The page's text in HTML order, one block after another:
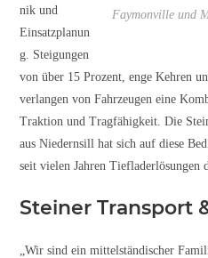
Faymonville und
nik und
Einsatzplanun
g. Steigungen
von über 15 Prozent, enge Kehren
verlangen von Fahrzeugen eine
Traktion und Tragfähigkeit. Die
aus Niedernsill hat sich auf diese
seit vielen Jahren Tiefladerlösungen
Steiner Transport
„Wir sind ein mittelständischer